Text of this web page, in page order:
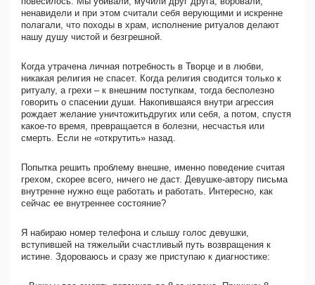
ненавидели и при этом считали себя верующими и искренне
полагали, что походы в храм, исполнение ритуалов делают
нашу душу чистой и безгрешной.
Когда утрачена личная потребность в Творце и в любви,
никакая религия не спасет. Когда религия сводится только к
ритуалу, а грехи – к внешним поступкам, тогда бесполезно
говорить о спасении души. Накопившаяся внутри агрессия
рождает желание уничтожитьдругих или себя, а потом, спустя
какое-то время, превращается в болезни, несчастья или
смерть. Если не «открутить» назад.
Попытка решить проблему внешне, именно поведение считая
грехом, скорее всего, ничего не даст. Девушке-автору письма
внутренне нужно еще работать и работать. Интересно, как
сейчас ее внутреннее состояние?
Я набираю номер телефона и слышу голос девушки,
вступившей на тяжелыйи счастливый путь возвращения к
истине. Здороваюсь и сразу же приступаю к диагностике: